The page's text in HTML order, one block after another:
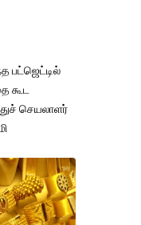
பட்ஜெட்டில்
கூட
செயலாளர்